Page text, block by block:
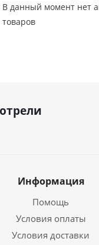
В данный момент нет
товаров
Информация
Помощь
Условия оплаты
Условия доставки